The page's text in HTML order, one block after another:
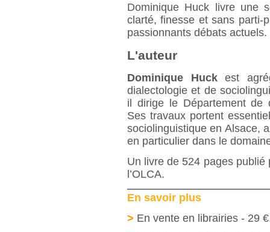
Dominique Huck livre une
clarté, finesse et sans parti-
passionnants débats actuels.
L'auteur
Dominique Huckest
dialectologie et de
il dirige le Département de
Ses travaux portent
sociolinguistique en Alsace,
en particulier dans le
Un livre de 524 pages
l’OLCA.
En savoir plus
> En vente en librairies - 29